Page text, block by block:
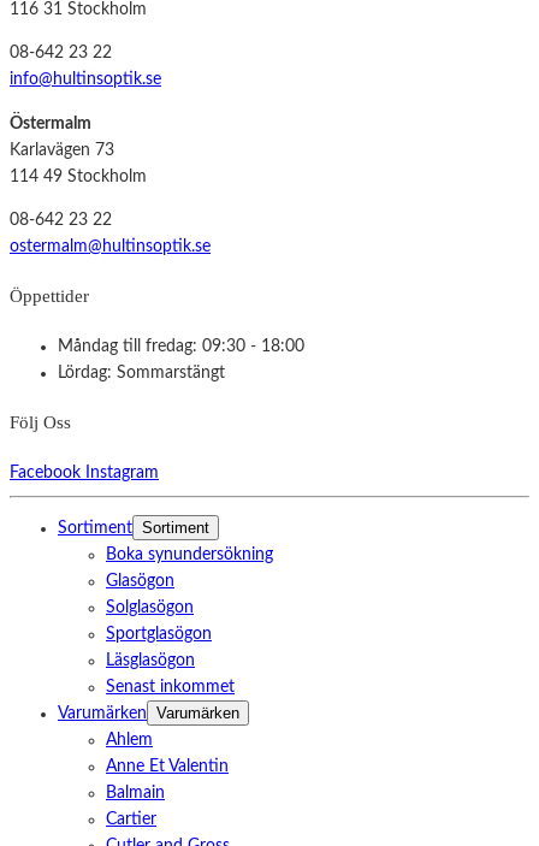
116 31 Stockholm
08-642 23 22
info@hultinsoptik.se
Östermalm
Karlavägen 73
114 49 Stockholm
08-642 23 22
ostermalm@hultinsoptik.se
Öppettider
Måndag till fredag: 09:30 - 18:00
Lördag: Sommarstängt
Följ Oss
Facebook Instagram
Sortiment Sortiment
Boka synundersökning
Glasögon
Solglasögon
Sportglasögon
Läsglasögon
Senast inkommet
Varumärken
Varumärken
Ahlem
Anne Et Valentin
Balmain
Cartier